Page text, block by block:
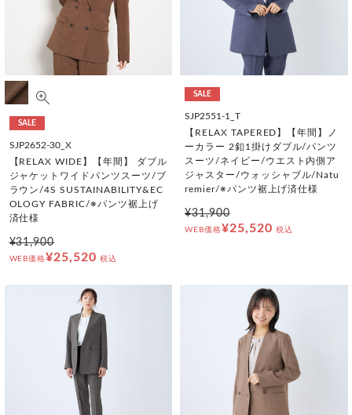
SALE
SJP2652-30_X
【RELAX WIDE】【年間】 ダブル
ジャケットワイドパンツスーツ/ブ
ラウン/4S SUSTAINABILITY&EC
OLOGY FABRIC/※パンツ裾上げ
済仕様
¥31,900
WEB価格¥25,520 税込
SALE
SJP2551-1_T
【RELAX TAPERED】【年間】ノ
ーカラー 2釦1掛けダブル/パンツ
スーツ/ネイビー/ウエスト内側ア
ジャスター/ウォッシャブル/Natu
remier/※パンツ裾上げ済仕様
¥31,900
WEB価格¥25,520 税込